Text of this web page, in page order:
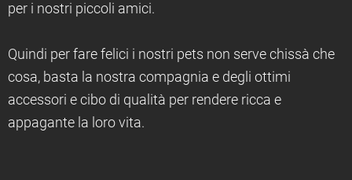
per i nostri piccoli amici.
Quindi per fare felici i nostri pets non serve chissà che
cosa, basta la nostra compagnia e degli ottimi
accessori e cibo di qualità per rendere ricca e
appagante la loro vita.